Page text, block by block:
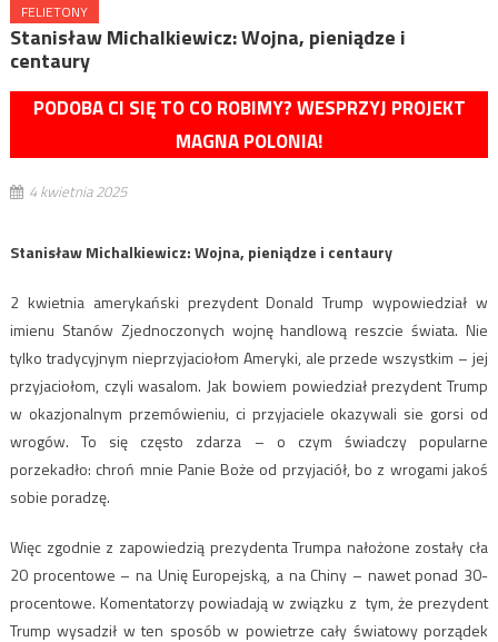
FELIETONY
Stanisław Michalkiewicz: Wojna, pieniądze i
centaury
PODOBA CI SIĘ TO CO ROBIMY? WESPRZYJ PROJEKT
MAGNA POLONIA!
4 kwietnia 2025
Stanisław Michalkiewicz: Wojna, pieniądze i centaury
2 kwietnia amerykański prezydent Donald Trump wypowiedział w
imienu Stanów Zjednoczonych wojnę handlową reszcie świata. Nie
tylko tradycyjnym nieprzyjaciołom Ameryki, ale przede wszystkim – jej
przyjaciołom, czyli wasalom. Jak bowiem powiedział prezydent Trump
w okazjonalnym przemówieniu, ci przyjaciele okazywali sie gorsi od
wrogów. To się często zdarza – o czym świadczy popularne
porzekadło: chroń mnie Panie Boże od przyjaciół, bo z wrogami jakoś
sobie poradzę.
Więc zgodnie z zapowiedzią prezydenta Trumpa nałożone zostały cła
20 procentowe – na Unię Europejską, a na Chiny – nawet ponad 30-
procentowe. Komentatorzy powiadają w związku z tym, że prezydent
Trump wysadził w ten sposób w powietrze cały światowy porządek